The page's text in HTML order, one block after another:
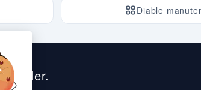
Diable
aider.